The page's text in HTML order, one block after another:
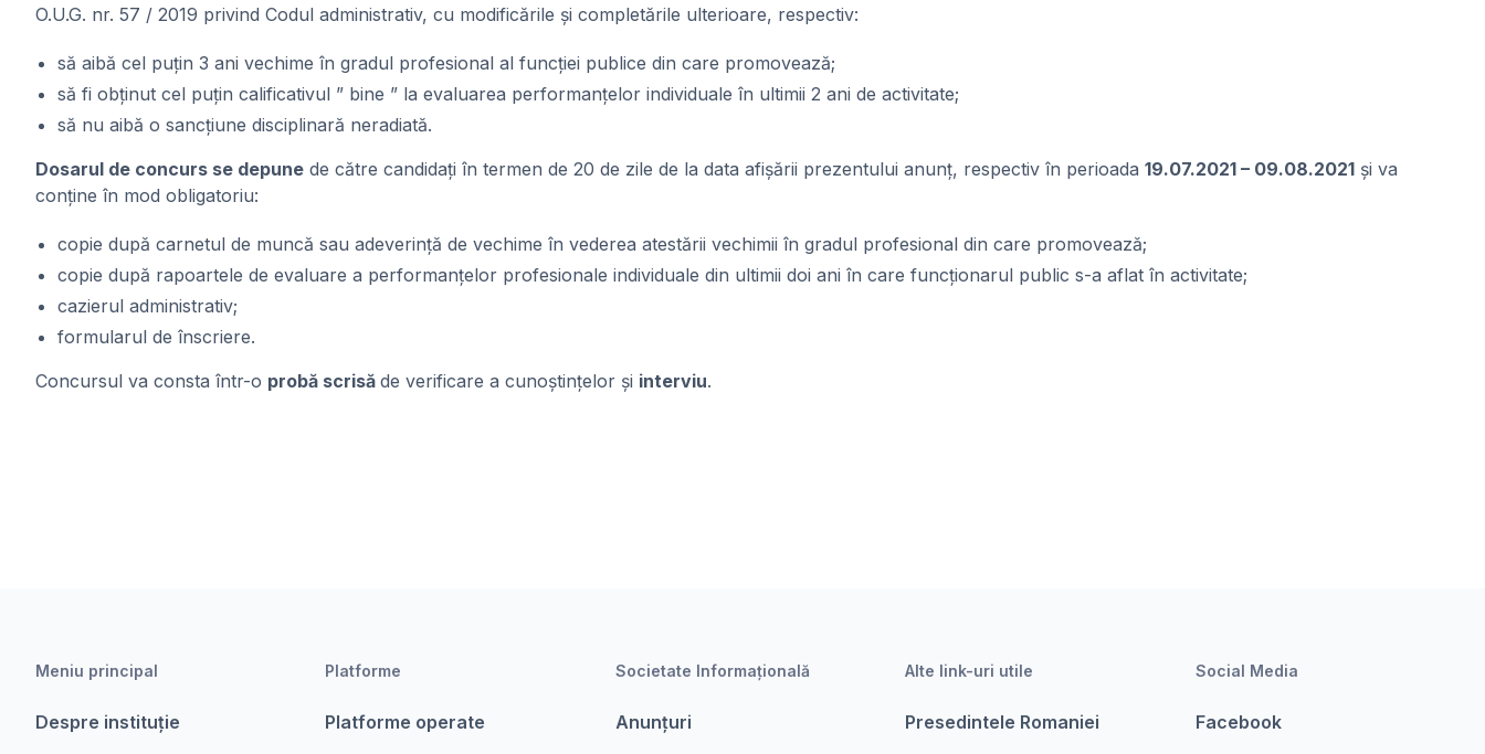
O.U.G. nr. 57 / 2019 privind Codul administrativ, cu modificările și completările ulterioare, respectiv:
să aibă cel puțin 3 ani vechime în gradul profesional al funcției publice din care promovează;
să fi obținut cel puțin calificativul ” bine ” la evaluarea performanțelor individuale în ultimii 2 ani de activitate;
să nu aibă o sancțiune disciplinară neradiată.
Dosarul de concurs se depune de către candidați în termen de 20 de zile de la data afișării prezentului anunț, respectiv în perioada 19.07.2021 – 09.08.2021 și va
conține în mod obligatoriu:
copie după carnetul de muncă sau adeverință de vechime în vederea atestării vechimii în gradul profesional din care promovează;
copie după rapoartele de evaluare a performanțelor profesionale individuale din ultimii doi ani în care funcționarul public s-a aflat în activitate;
cazierul administrativ;
formularul de înscriere.
Concursul va consta într-o probă scrisă de verificare a cunoștințelor și interviu.
Meniu principal
Despre instituție
Platforme
Platforme operate
Societate Informațională
Anunțuri
Alte link-uri utile
Presedintele Romaniei
Social Media
Facebook